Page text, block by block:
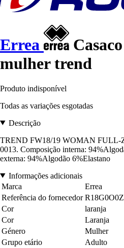
Errea
mulher trend
Produto indisponível
Todas as variações esgotadas
Descrição
TREND FW18/19 WOMAN FULL-
0013. Composição interna:
externa: 94%Algodão 6%Elastano
Informações adicionais
Marca
Errea
Referência do fornecedor
Cor
laranja
Cor
Laranja
Género
Mulher
Grupo etário
Adulto